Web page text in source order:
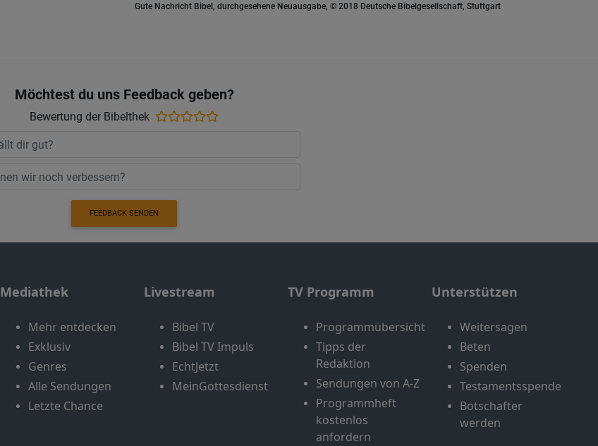
Gute Nachricht Bibel, durchgesehene Neuausgabe, © 2018 Deutsche Bibelgesellschaft, Stuttgart
Möchtest du uns Feedback geben?
Bewertung der Bibelthek
FEEDBACK SENDEN
Mediathek
Mehr entdecken
Exklusiv
Genres
Alle Sendungen
Letzte Chance
Livestream
Bibel TV
Bibel TV Impuls
EchtJetzt
MeinGottesdienst
TV Programm
Programmübersicht
Tipps der
Redaktion
Sendungen von A-Z
Programmheft
kostenlos
anfordern
Unterstützen
Weitersagen
Beten
Spenden
Testamentsspende
Botschafter
werden